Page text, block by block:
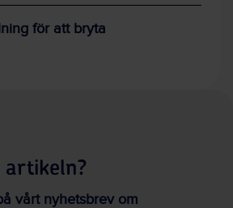
för att bryta
artikeln?
vårt nyhetsbrev om